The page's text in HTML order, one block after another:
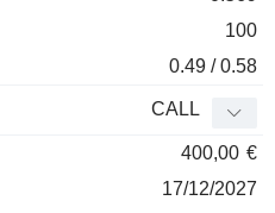
100
0.49 / 0.58
CALL
400,00 €
17/12/2027